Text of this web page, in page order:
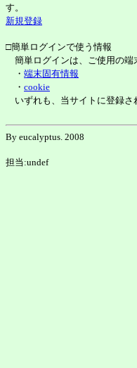
す。
新規登録
□簡単ログインで使う情報
簡単ログインは、ご使用の端
・ 端末固有情報
・ cookie
いずれも、当サイトに登録さ
By eucalyptus. 2008
担当:undef